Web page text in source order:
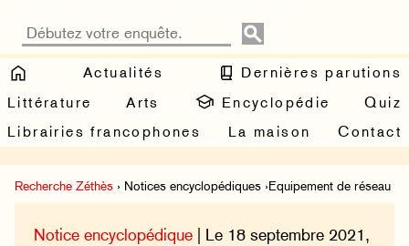
Actualités
Dernières parutions
Littérature
Arts Encyclopédie
Quiz
Librairies francophones
La maison Contact
Recherche Zéthès › Notices encyclopédiques ›Equipement de réseau
Notice encyclopédique | Le 18 septembre 2021,